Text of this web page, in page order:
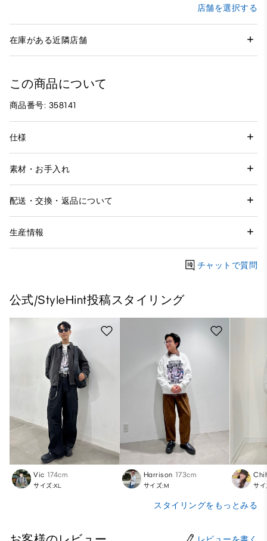
店舗を選択する
在庫がある近隣店舗
この商品について
商品番号: 358141
仕様
素材・お手入れ
配送・交換・返品について
生産情報
チャットで質問
公式/StyleHint投稿スタイリング
Vic 174cm
サイズ:XL
Harrison 173cm
サイズ:M サイ
スタイリングをもっとみる